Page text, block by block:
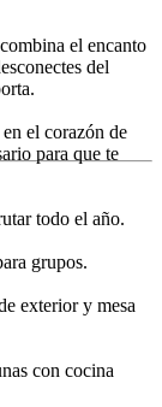
el encanto
del
el corazón de
para que te
todo el año.
grupos.
exterior y mesa
con cocina